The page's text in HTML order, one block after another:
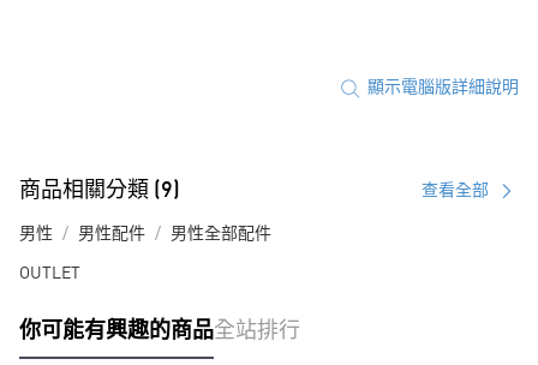
顯示電腦版詳細說明
商品相關分類 (9) 查看全部
男性 男性配件 男性全部配件
OUTLET
你可能有興趣的商品全站排行